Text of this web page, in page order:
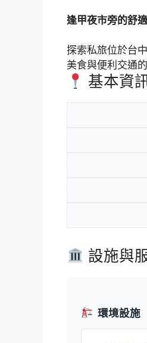
逢甲夜市旁的舒
探索私旅位於台
美食與便利交通
基本資
設施與
環境設施